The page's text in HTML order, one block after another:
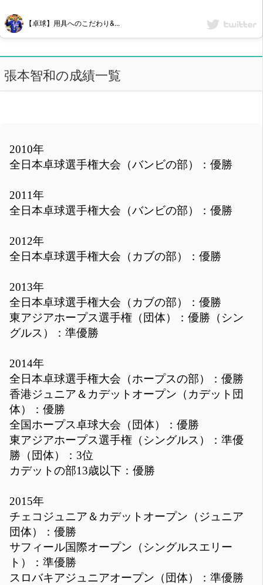
【卓球】用具へのこだわり&...
張本智和の成績一覧
2010年
全日本卓球選手権大会（バンビの部）：優勝
2011年
全日本卓球選手権大会（バンビの部）：優勝
2012年
全日本卓球選手権大会（カブの部）：優勝
2013年
全日本卓球選手権大会（カブの部）：優勝
東アジアホープス選手権（団体）：優勝（シン
グルス）：準優勝
2014年
全日本卓球選手権大会（ホープスの部）：優勝
香港ジュニア＆カデットオープン（カデット団
体）：優勝
全国ホープス卓球大会（団体）：優勝
東アジアホープス選手権（シングルス）：準優
勝（団体）：3位
カデットの部13歳以下：優勝
2015年
チェコジュニア＆カデットオープン（ジュニア
団体）：優勝
サフィール国際オープン（シングルスエリー
ト）：準優勝
スロバキアジュニアオープン（団体）：準優勝